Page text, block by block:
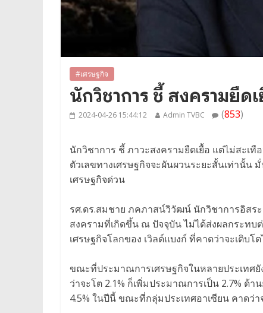
#เศรษฐกิจ
นักวิชาการ ชี้ สงครามยืด
2024-04-26 15:44:12 Admin TVBC (853)
นักวิชาการ ชี้ ภาวะสงครามยืดเยื้อ แต่ไม่สะเ
ตัวเลขทางเศรษฐกิจจะผันผวนระยะสั้นเท่านั้น
เศรษฐกิจด่วน
รศ.ดร.สมชาย ภคภาสน์วิวัฒน์ นักวิชาการอิสระ
สงครามที่เกิดขึ้น ณ ปัจจุบัน ไม่ได้ส่งผลกระท
เศรษฐกิจโลกของ เวิลด์แบงก์ ที่คาดว่าจะเติบโ
ขณะที่ประมาณการเศรษฐกิจในหลายประเทศยั
ว่าจะโต 2.1% ก็เพิ่มประมาณการเป็น 2.7% ด้
4.5% ในปีนี้ ขณะที่กลุ่มประเทศอาเซียน คาดว่า